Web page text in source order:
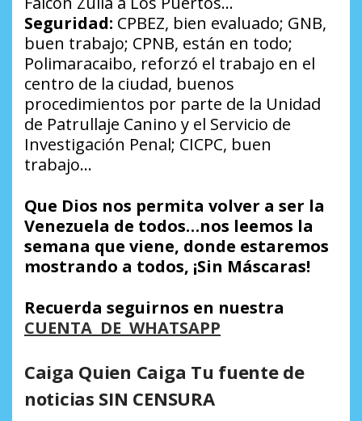
Seguridad: CPBEZ, bien evaluado; GNB,
buen trabajo; CPNB, están en todo;
Polimaracaibo, reforzó el trabajo en el
centro de la ciudad, buenos
procedimientos por parte de la Unidad
de Patrullaje Canino y el Servicio de
Investigación Penal; CICPC, buen
trabajo…
Que Dios nos permita volver a ser la
Venezuela de todos…nos leemos la
semana que viene, donde estaremos
mostrando a todos, ¡Sin Máscaras!
Recuerda seguirnos en nuestra
CUENTA DE WHATSAPP
Caiga Quien Caiga Tu fuente de
noticias SIN CENSURA